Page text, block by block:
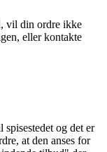
vil din ordre ikke
eller kontakte
og det er
at den anses for